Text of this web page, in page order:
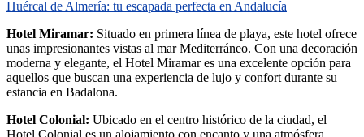
Huércal de Almería: tu escapada perfecta en Andalucía
Hotel Miramar: Situado en primera línea de playa, este hotel ofrece
unas impresionantes vistas al mar Mediterráneo. Con una decoración
moderna y elegante, el Hotel Miramar es una excelente opción para
aquellos que buscan una experiencia de lujo y confort durante su
estancia en Badalona.
Hotel Colonial: Ubicado en el centro histórico de la ciudad, el
Hotel Colonial es un alojamiento con encanto y una atmósfera